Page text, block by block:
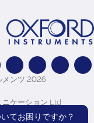
メンツ 2026
ニケーション Ltd
てお困りですか？